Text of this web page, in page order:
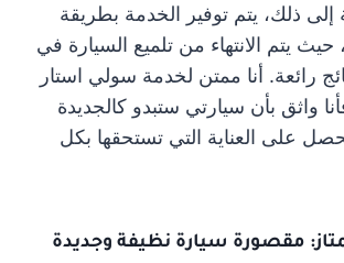
إلى ذلك، يتم توفير الخدمة بطريقة
يتم الانتهاء من تلميع السيارة في
رائعة. أنا ممتن لخدمة سولي استار
واثق بأن سيارتي ستبدو كالجديدة
على العناية التي تستحقها بكل
مقصورة سيارة نظيفة وجديدة